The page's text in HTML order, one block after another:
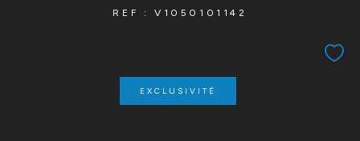
REF : V1050101142
EXCLUSIVITÉ